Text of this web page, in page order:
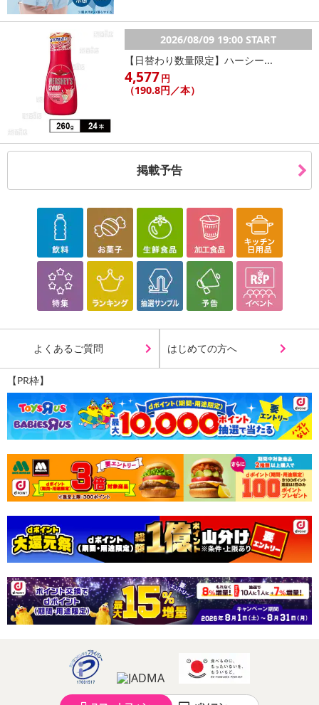
2026/08/09 19:00 START
【日替わり数量限定】ハーシー...
4,577円
（190.8円／本）
掲載予告
よくあるご質問 はじめての方へ
【PR枠】